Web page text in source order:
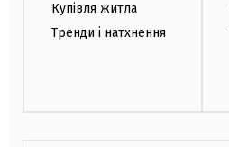
Купівля житла
Тренди і натхнення